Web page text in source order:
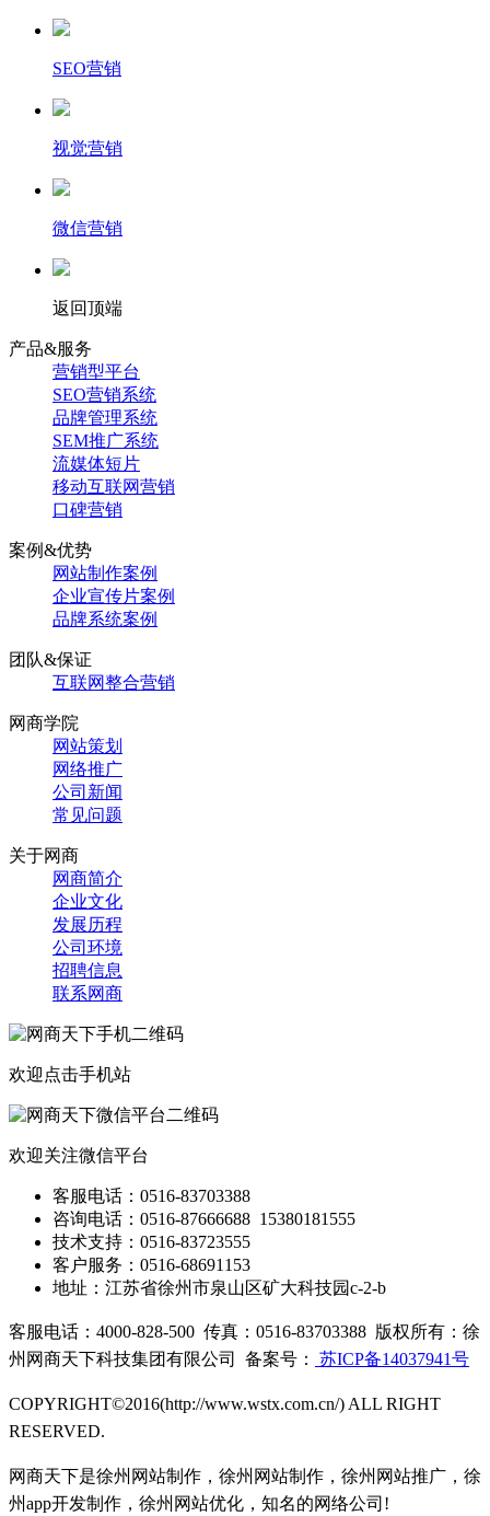
SEO营销
视觉营销
微信营销
返回顶端
产品&服务
营销型平台
SEO营销系统
品牌管理系统
SEM推广系统
流媒体短片
移动互联网营销
口碑营销
案例&优势
网站制作案例
企业宣传片案例
品牌系统案例
团队&保证
互联网整合营销
网商学院
网站策划
网络推广
公司新闻
常见问题
关于网商
网商简介
企业文化
发展历程
公司环境
招聘信息
联系网商
欢迎点击手机站
欢迎关注微信平台
客服电话：0516-83703388
咨询电话 ：0516-87666688 15380181555
技术支持：0516-83723555
客户服务：0516-68691153
地址：江苏省徐州市泉山区矿大科技园c-2-b
客服电话：4000-828-500 传真：0516-83703388 版权所有：徐
州网商天下科技集团有限公司 备案号：
苏ICP备14037941号
COPYRIGHT©2016(http://www.wstx.com.cn/) ALL RIGHT
RESERVED.
网商天下是徐州网站制作，徐州网站制作，徐州网站推广，徐
州app开发制作，徐州网站优化，知名的网络公司!